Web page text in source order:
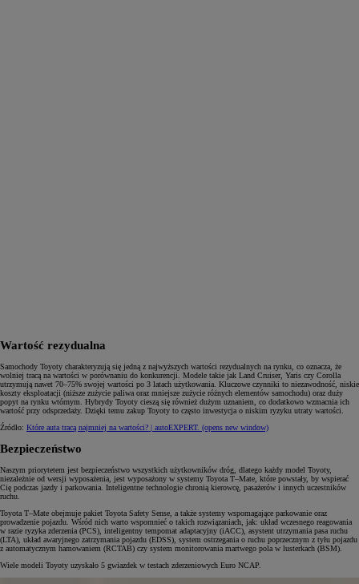
Wartość rezydualna
Samochody Toyoty charakteryzują się jedną z najwyższych wartości rezydualnych na rynku, co oznacza, że
wolniej tracą na wartości w porównaniu do konkurencji. Modele takie jak Land Cruiser, Yaris czy Corolla
utrzymują nawet 70–75% swojej wartości po 3 latach użytkowania. Kluczowe czynniki to niezawodność, niskie
koszty eksploatacji (niższe zużycie paliwa oraz mniejsze zużycie różnych elementów samochodu) oraz duży
popyt na rynku wtórnym. Hybrydy Toyoty cieszą się również dużym uznaniem, co dodatkowo wzmacnia ich
wartość przy odsprzedaży. Dzięki temu zakup Toyoty to często inwestycja o niskim ryzyku utraty wartości.
Źródło: Które auta tracą najmniej na wartości? | autoEXPERT. (opens new window)
Bezpieczeństwo
Naszym priorytetem jest bezpieczeństwo wszystkich użytkowników dróg, dlatego każdy model Toyoty,
niezależnie od wersji wyposażenia, jest wyposażony w systemy Toyota T–Mate, które powstały, by wspierać
Cię podczas jazdy i parkowania. Inteligentne technologie chronią kierowcę, pasażerów i innych uczestników
ruchu.
Toyota T–Mate obejmuje pakiet Toyota Safety Sense, a także systemy wspomagające parkowanie oraz
prowadzenie pojazdu. Wśród nich warto wspomnieć o takich rozwiązaniach, jak: układ wczesnego reagowania
w razie ryzyka zderzenia (PCS), inteligentny tempomat adaptacyjny (iACC), asystent utrzymania pasa ruchu
(LTA), układ awaryjnego zatrzymania pojazdu (EDSS), system ostrzegania o ruchu poprzecznym z tyłu pojazdu
z automatycznym hamowaniem (RCTAB) czy system monitorowania martwego pola w lusterkach (BSM).
Wiele modeli Toyoty uzyskało 5 gwiazdek w testach zderzeniowych Euro NCAP.